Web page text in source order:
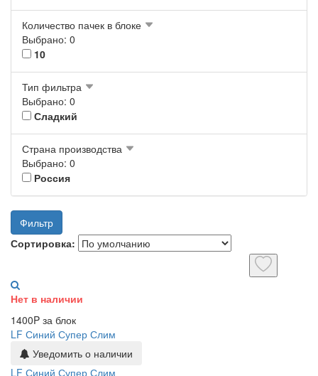
Количество пачек в блоке
Выбрано: 0
10
Тип фильтра
Выбрано: 0
Сладкий
Страна производства
Выбрано: 0
Россия
Фильтр
Сортировка:
Нет в наличии
1400P за блок
LF Синий Супер Слим
Уведомить о наличии
LF Синий Супер Слим